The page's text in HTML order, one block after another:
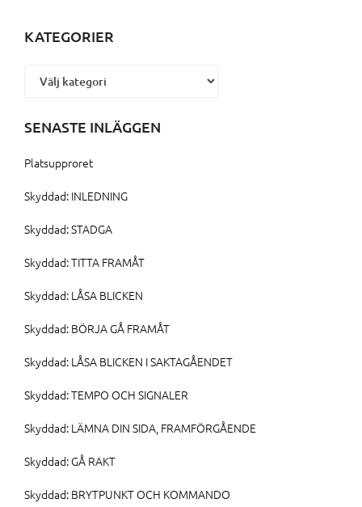
KATEGORIER
Kategorier
SENASTE INLÄGGEN
Platsupproret
Skyddad: INLEDNING
Skyddad: STADGA
Skyddad: TITTA FRAMÅT
Skyddad: LÅSA BLICKEN
Skyddad: BÖRJA GÅ FRAMÅT
Skyddad: LÅSA BLICKEN I SAKTAGÅENDET
Skyddad: TEMPO OCH SIGNALER
Skyddad: LÄMNA DIN SIDA, FRAMFÖRGÅENDE
Skyddad: GÅ RAKT
Skyddad: BRYTPUNKT OCH KOMMANDO